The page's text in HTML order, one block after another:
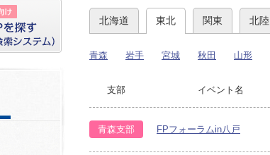
北海道 東北 関東 北陸
青森 岩手 宮城 秋田 山形
支部 イベント名
青森支部 FPフォーラムin八戸